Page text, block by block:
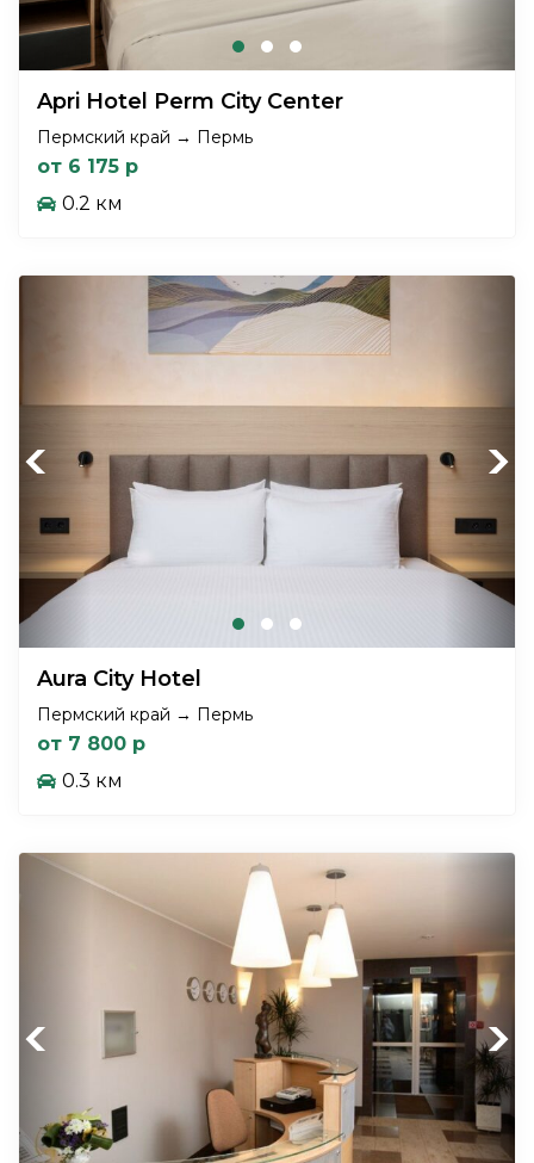
Apri Hotel Perm City Center
Пермский край → Пермь
от 6 175 р
0.2 км
Previous Next
Aura City Hotel
Пермский край → Пермь
от 7 800 р
0.3 км
Previous Next